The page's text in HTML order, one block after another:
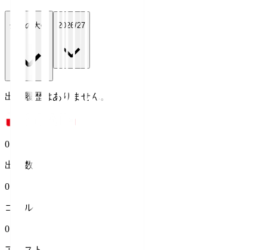
全ての大会 2026/27
出場履歴はありません。
0
出場数
0
ゴール
0